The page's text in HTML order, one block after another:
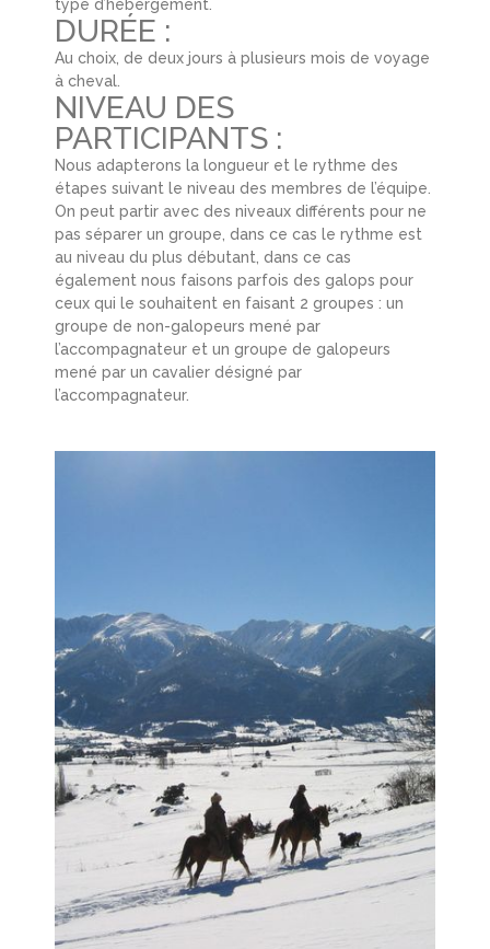
type d’hébergement.
DURÉE :
Au choix, de deux jours à plusieurs mois de voyage
à cheval.
NIVEAU DES
PARTICIPANTS :
Nous adapterons la longueur et le rythme des
étapes suivant le niveau des membres de l’équipe.
On peut partir avec des niveaux différents pour ne
pas séparer un groupe, dans ce cas le rythme est
au niveau du plus débutant, dans ce cas
également nous faisons parfois des galops pour
ceux qui le souhaitent en faisant 2 groupes : un
groupe de non-galopeurs mené par
l’accompagnateur et un groupe de galopeurs
mené par un cavalier désigné par
l’accompagnateur.